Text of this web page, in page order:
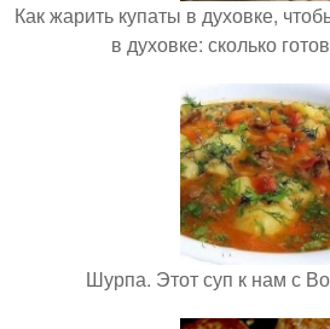
Как жарить купаты в духовке,
в духовке: сколько
Шурпа. Этот суп к нам с